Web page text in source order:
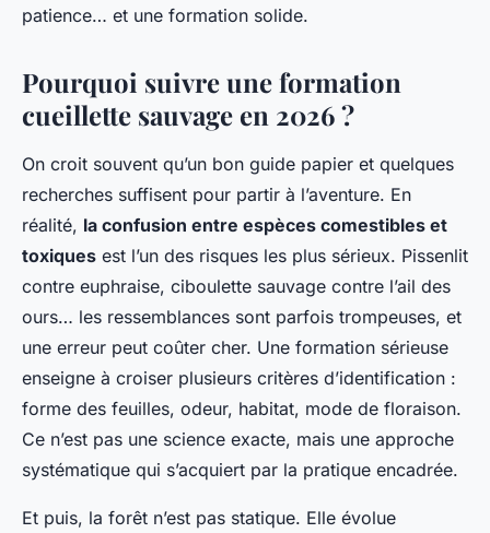
patience… et une formation solide.
Pourquoi suivre une formation
cueillette sauvage en 2026 ?
On croit souvent qu’un bon guide papier et quelques
recherches suffisent pour partir à l’aventure. En
réalité, la confusion entre espèces comestibles et
toxiques est l’un des risques les plus sérieux. Pissenlit
contre euphraise, ciboulette sauvage contre l’ail des
ours… les ressemblances sont parfois trompeuses, et
une erreur peut coûter cher. Une formation sérieuse
enseigne à croiser plusieurs critères d’identification :
forme des feuilles, odeur, habitat, mode de floraison.
Ce n’est pas une science exacte, mais une approche
systématique qui s’acquiert par la pratique encadrée.
Et puis, la forêt n’est pas statique. Elle évolue